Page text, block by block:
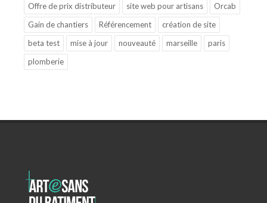
Offre de prix distributeur
site web pour artisans
Orcab
Gain de chantiers
Référencement
création de site
beta test
mise à jour nouveauté marseille
paris
plomberie